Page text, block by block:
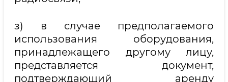
з) в случае предполагаемого
использования оборудования,
принадлежащего другому лицу,
представляется документ,
подтверждающий аренду